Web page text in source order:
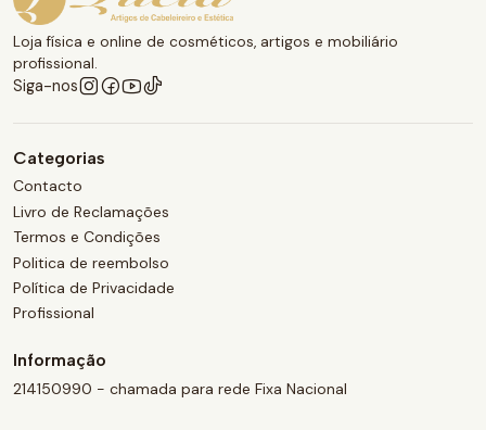
Loja física e online de cosméticos, artigos e mobiliário
profissional.
Siga-nos
Categorias
Contacto
Livro de Reclamações
Termos e Condições
Politica de reembolso
Política de Privacidade
Profissional
Informação
214150990 - chamada para rede Fixa Nacional